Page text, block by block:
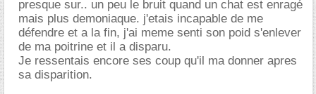
presque sur.. un peu le bruit quand un chat est enragé
mais plus demoniaque. j'etais incapable de me
défendre et a la fin, j'ai meme senti son poid s'enlever
de ma poitrine et il a disparu.
Je ressentais encore ses coup qu'il ma donner apres
sa disparition.